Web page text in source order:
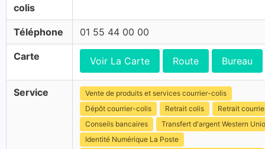
colis
Téléphone 01 55 44 00 00
Carte Voir La Carte Route Bureau
Service
Vente de produits et services courrier-colis
Dépôt courrier-colis
Retrait colis
Retrait
Conseils bancaires
Transfert d'argent Western
Identité Numérique La Poste